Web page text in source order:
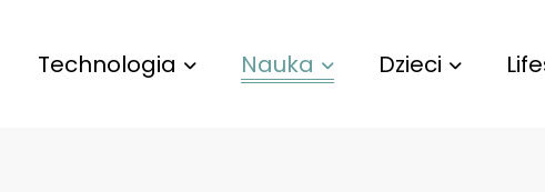
Technologia Nauka Dzieci